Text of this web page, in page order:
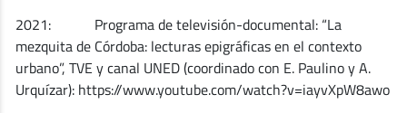
2021: Programa de televisión-documental: “La
mezquita de Córdoba: lecturas epigráficas en el contexto
urbano”, TVE y canal UNED (coordinado con E. Paulino y A.
Urquízar): https://www.youtube.com/watch?v=iayvXpW8awo